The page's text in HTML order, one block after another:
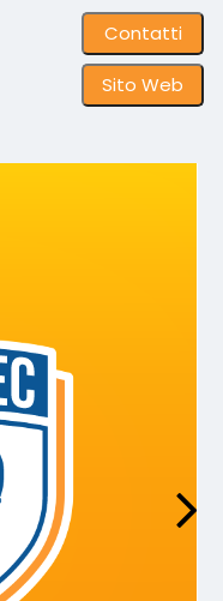
Contatti
Sito Web